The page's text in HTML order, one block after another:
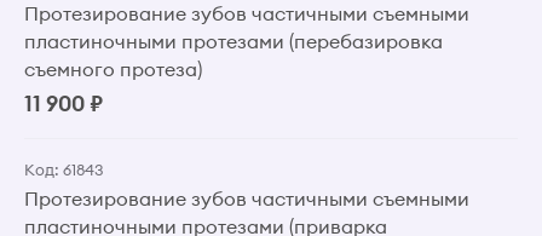
Протезирование зубов частичными съемными
пластиночными протезами (перебазировка
съемного протеза)
11 900 ₽
Код: 61843
Протезирование зубов частичными съемными
пластиночными протезами (приварка